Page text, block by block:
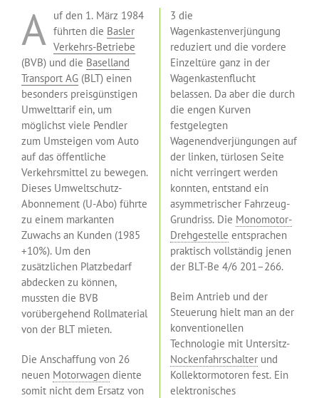
A uf den 1. März 1984
führten die Basler
Verkehrs-Betriebe
(BVB) und die Baselland
Transport AG (BLT) einen
besonders preisgünstigen
Umwelttarif ein, um
möglichst viele Pendler
zum Umsteigen vom Auto
auf das öffentliche
Verkehrsmittel zu bewegen.
Dieses Umweltschutz-
Abonnement (U-Abo) führte
zu einem markanten
Zuwachs an Kunden (1985
+10%). Um den
zusätzlichen Platzbedarf
abdecken zu können,
mussten die BVB
vorübergehend Rollmaterial
von der BLT mieten.
Die Anschaffung von 26
neuen Motorwagen diente
somit nicht dem Ersatz von
3 die
Wagenkastenverjüngung
reduziert und die vordere
Einzeltüre ganz in der
Wagenkastenflucht
belassen. Da aber die durch
die engen Kurven
festgelegten
Wagenendverjüngungen auf
der linken, türlosen Seite
nicht verringert werden
konnten, entstand ein
asymmetrischer Fahrzeug-
Grundriss. Die Monomotor-
Drehgestelle entsprachen
praktisch vollständig jenen
der BLT-Be 4/6 201–266.
Beim Antrieb und der
Steuerung hielt man an der
konventionellen
Technologie mit Untersitz-
Nockenfahrschalter und
Kollektormotoren fest. Ein
elektronisches